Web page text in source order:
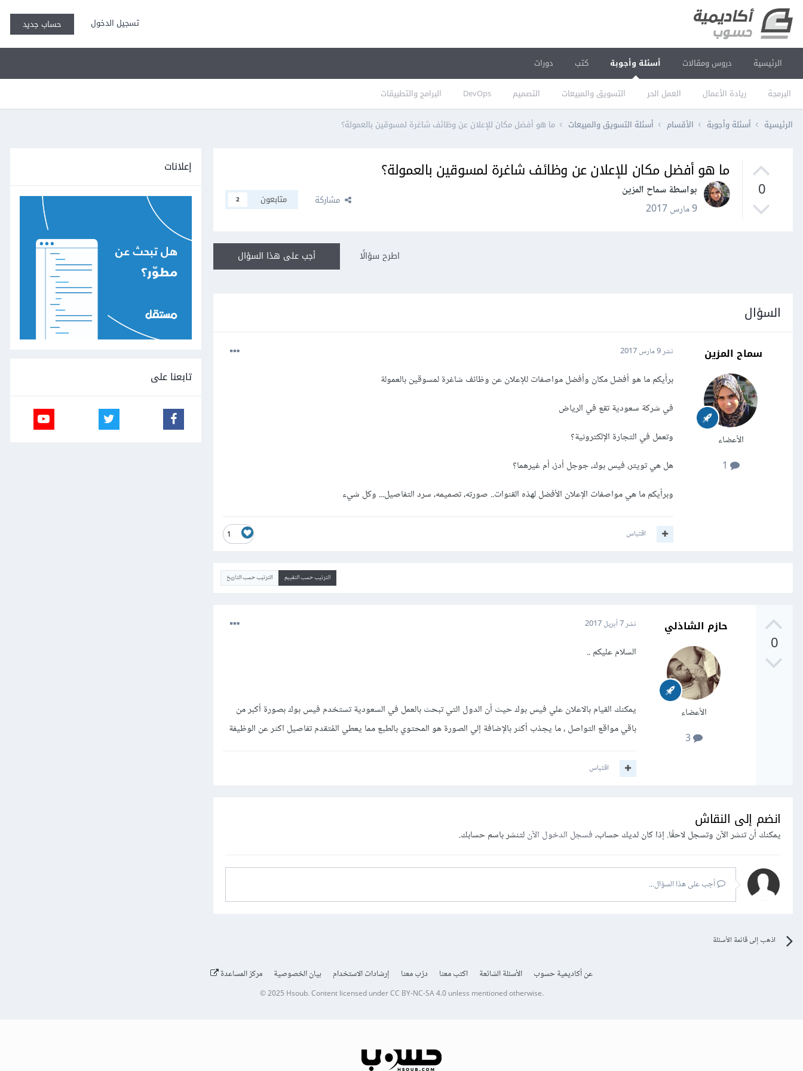
تسجيل الدخول حساب جديد
الرئيسية دروس ومقالات أسئلة وأجوبة
البرمجة ريادة الأعمال العمل الحر التسويق والمبيعات التصميم DevOps البرامج والتطبيقات
كتب دورات
الرئيسية أسئلة وأجوبة الأقسام أسئلة التسويق والمبيعات ما هو أفضل مكان للإعلان عن وظائف شاغرة لمسوقين بالعمولة؟
0
ما هو أفضل مكان للإعلان عن وظائف شاغرة لمسوقين بالعمولة؟
بواسطة سماح المزين
9 مارس 2017
مشاركة متابعون 2
أجب على هذا السؤال اطرح سؤالًا
السؤال
سماح المزين
الأعضاء
نشر9 مارس 2017
برأيكم ما هو أفضل مكان وأفضل مواصفات للإعلان عن وظائف شاغرة لمسوقين بالعمولة
في شركة سعودية تقع في الرياض
وتعمل في التجارة الإلكترونية؟
هل هي تويتر، فيس بوك، جوجل أدز، أم غيرهما؟
وبرأيكم ما هي مواصفات الإعلان الأفضل لهذه القنوات.. صورته، تصميمه، سرد التفاصيل... وكل شيء
1 اقتباس
الترتيب حسب التقييم الترتيب حسب التاريخ
0
حازم الشاذلي
الأعضاء
3
نشر7 أبريل 2017
السلام عليكم ..
يمكنك القيام بالاعلان علي فيس بوك حيث أن الدول التي تبحث بالعمل في السعودية تستخدم فيس بوك بصورة أكبر من
باقي مواقع التواصل ، ما يجذب أكثر بالإضافة إلي الصورة هو المحتوي بالطبع مما يعطي المُتقدم تفاصيل اكثر عن الوظيفة
اقتباس
انضم إلى النقاش
يمكنك أن تنشر الآن وتسجل لاحقًا. إذا كان لديك حساب،فسجل الدخول الآنلتنشر باسم حسابك.
أجب على هذا السؤال...
اذهب إلى قائمة الأسئلة
إعلانات
تابعنا على
عن أكاديمية حسوب الأسئلة الشائعة اكتب معنا درّب معنا إرشادات الاستخدام بيان الخصوصية مركز المساعدة
© 2025 Hsoub.Content licensed underCC BY-NC-SA 4.0unless mentioned otherwise.